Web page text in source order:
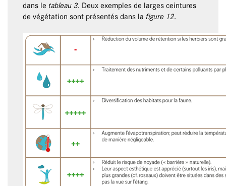
dans le tableau 3. Deux exemples de larges ceintures
de végétation sont présentés dans la figure 12.